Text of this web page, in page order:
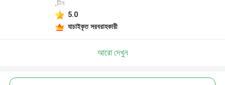
,চীন
5.0
যাচাইকৃত সরবরাহকারী
আরো দেখুন